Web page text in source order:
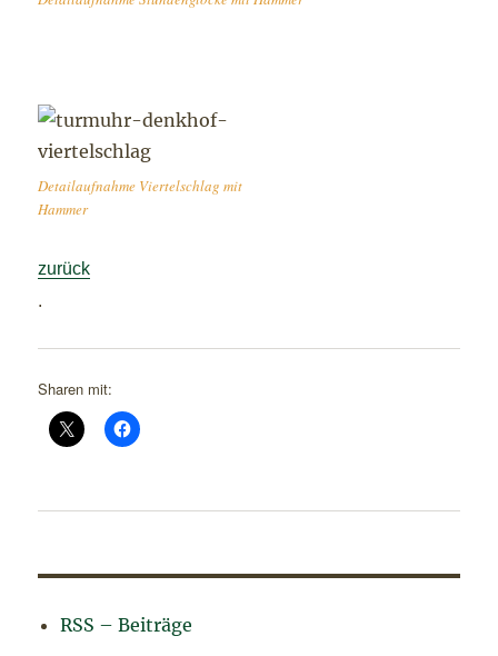
Detailaufnahme Viertelschlag mit
Hammer
zurück
.
Sharen mit:
RSS – Beiträge